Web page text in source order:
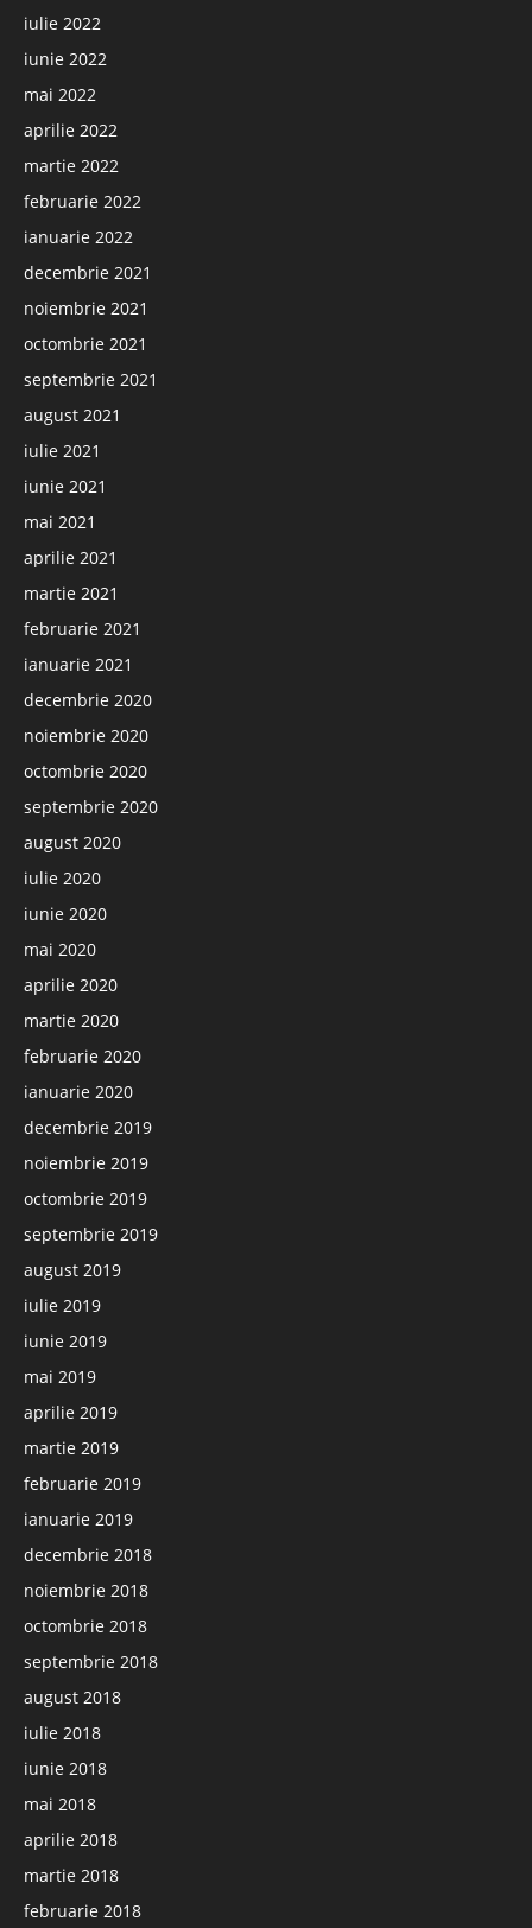
iulie 2022
iunie 2022
mai 2022
aprilie 2022
martie 2022
februarie 2022
ianuarie 2022
decembrie 2021
noiembrie 2021
octombrie 2021
septembrie 2021
august 2021
iulie 2021
iunie 2021
mai 2021
aprilie 2021
martie 2021
februarie 2021
ianuarie 2021
decembrie 2020
noiembrie 2020
octombrie 2020
septembrie 2020
august 2020
iulie 2020
iunie 2020
mai 2020
aprilie 2020
martie 2020
februarie 2020
ianuarie 2020
decembrie 2019
noiembrie 2019
octombrie 2019
septembrie 2019
august 2019
iulie 2019
iunie 2019
mai 2019
aprilie 2019
martie 2019
februarie 2019
ianuarie 2019
decembrie 2018
noiembrie 2018
octombrie 2018
septembrie 2018
august 2018
iulie 2018
iunie 2018
mai 2018
aprilie 2018
martie 2018
februarie 2018